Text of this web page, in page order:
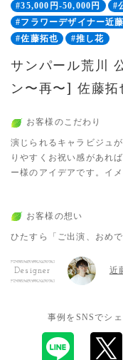
#35,000円-50,000円
#
#フラワーデザイナー近藤
#佐藤拓也
#推し花
サンパール荒川
ン〜再〜] 佐藤
お客様のこだわり
演じられるキャラビジュ
りやすくお祝い感があれ
ー様のアイデアです。イ
お客様の想い
ひたすら「ご出演、おめ
Designer 近
事例をSNSでシ